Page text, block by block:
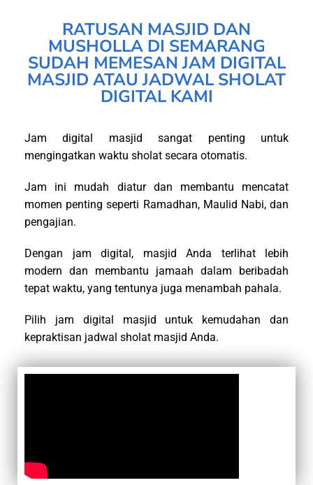
RATUSAN MASJID DAN
MUSHOLLA DI SEMARANG
SUDAH MEMESAN JAM DIGITAL
MASJID ATAU JADWAL SHOLAT
DIGITAL KAMI
Jam digital masjid sangat penting untuk
mengingatkan waktu sholat secara otomatis.
Jam ini mudah diatur dan membantu mencatat
momen penting seperti Ramadhan, Maulid Nabi, dan
pengajian.
Dengan jam digital, masjid Anda terlihat lebih
modern dan membantu jamaah dalam beribadah
tepat waktu, yang tentunya juga menambah pahala.
Pilih jam digital masjid untuk kemudahan dan
kepraktisan jadwal sholat masjid Anda.